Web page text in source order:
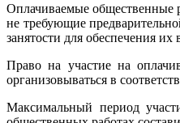
Оплачиваемые общественные
не требующие
занятости для обеспечения их
Право на участие на
организовываться в
Максимальный период